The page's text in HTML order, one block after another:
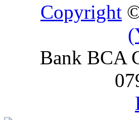
Copyright
Bank BCA